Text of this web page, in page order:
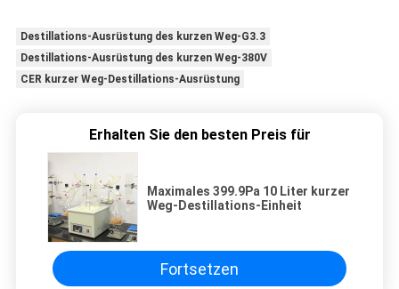
Destillations-Ausrüstung des kurzen Weg-G3.3
Destillations-Ausrüstung des kurzen Weg-380V
CER kurzer Weg-Destillations-Ausrüstung
Erhalten Sie den besten Preis für
Maximales 399.9Pa 10 Liter kurzer
Weg-Destillations-Einheit
Fortsetzen